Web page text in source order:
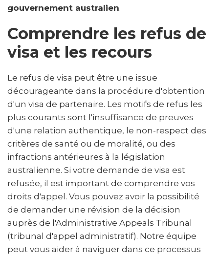
gouvernement australien.
Comprendre les refus de
visa et les recours
Le refus de visa peut être une issue
décourageante dans la procédure d'obtention
d'un visa de partenaire. Les motifs de refus les
plus courants sont l'insuffisance de preuves
d'une relation authentique, le non-respect des
critères de santé ou de moralité, ou des
infractions antérieures à la législation
australienne. Si votre demande de visa est
refusée, il est important de comprendre vos
droits d'appel. Vous pouvez avoir la possibilité
de demander une révision de la décision
auprès de l'Administrative Appeals Tribunal
(tribunal d'appel administratif). Notre équipe
peut vous aider à naviguer dans ce processus